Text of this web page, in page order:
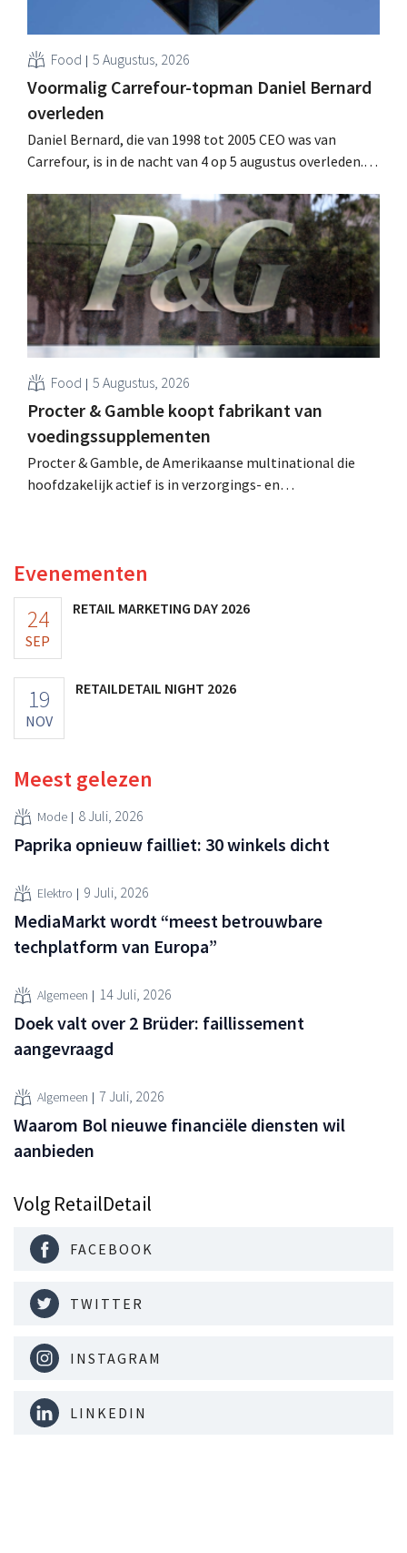
Food 5 Augustus, 2026
Voormalig Carrefour-topman Daniel Bernard
overleden
Daniel Bernard, die van 1998 tot 2005 CEO was van
Carrefour, is in de nacht van 4 op 5 augustus overleden.
retailer, realiseerde de fusie met Promodès en nam
toenmalig Belgisch marktleider GB over.
Food 5 Augustus, 2026
Procter & Gamble koopt fabrikant van
voedingssupplementen
Procter & Gamble, de Amerikaanse multinational die
hoofdzakelijk actief is in verzorgings- en
Evenementen
24
SEP
RETAIL MARKETING DAY 2026
19
NOV
RETAILDETAIL NIGHT 2026
Meest gelezen
Mode 8 Juli, 2026
Paprika opnieuw failliet: 30 winkels dicht
Elektro 9 Juli, 2026
MediaMarkt wordt “meest betrouwbare
techplatform van Europa”
Algemeen 14 Juli, 2026
Doek valt over 2 Brüder: faillissement
aangevraagd
Algemeen 7 Juli, 2026
Waarom Bol nieuwe financiële diensten wil
aanbieden
Volg RetailDetail
FACEBOOK
TWITTER
INSTAGRAM
LINKEDIN